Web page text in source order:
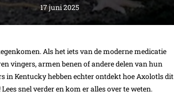
17 juni 2025
Als het iets van de moderne medicatie
vingers, armen benen of andere delen van hun
in Kentucky hebben echter ontdekt hoe Axolotls dit
snel verder en kom er alles over te weten.